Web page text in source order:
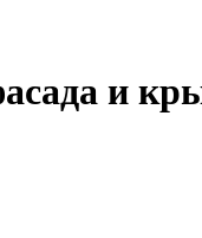
и